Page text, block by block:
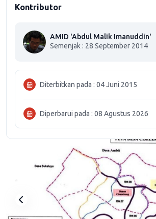
Kontributor
AMID 'Abdul Malik Imanuddin'
Semenjak : 28 September 2014
Diterbitkan pada : 04 Juni 2015
Diperbarui pada : 08 Agustus 2026